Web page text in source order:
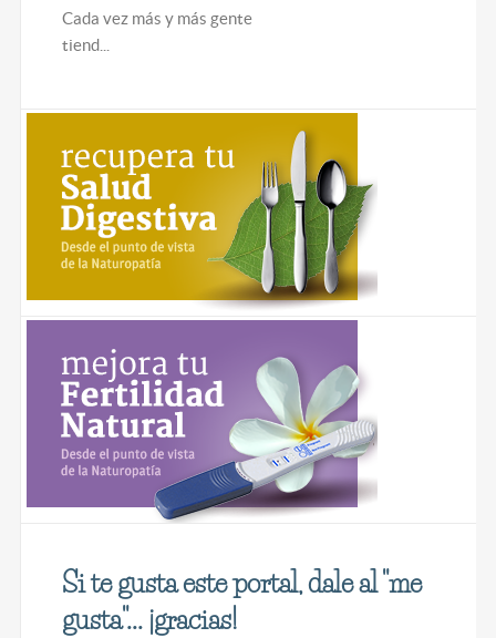
Cada vez más y más gente
tiend...
Si te gusta este portal, dale al "me
gusta"... ¡gracias!